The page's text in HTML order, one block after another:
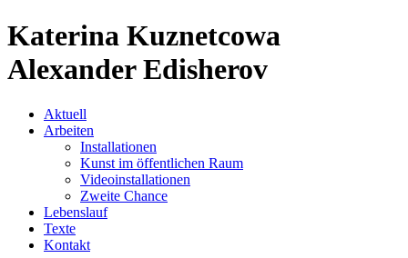
Katerina Kuznetcowa
Alexander Edisherov
Aktuell
Arbeiten
Installationen
Kunst im öffentlichen Raum
Videoinstallationen
Zweite Chance
Lebenslauf
Texte
Kontakt